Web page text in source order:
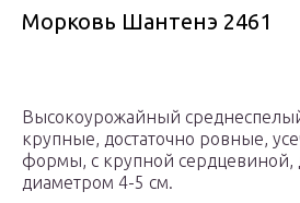
Морковь Шантенэ 2461
Высокоурожайный
крупные, достаточно ровные,
формы, с крупной сердцевиной,
диаметром 4-5 см.